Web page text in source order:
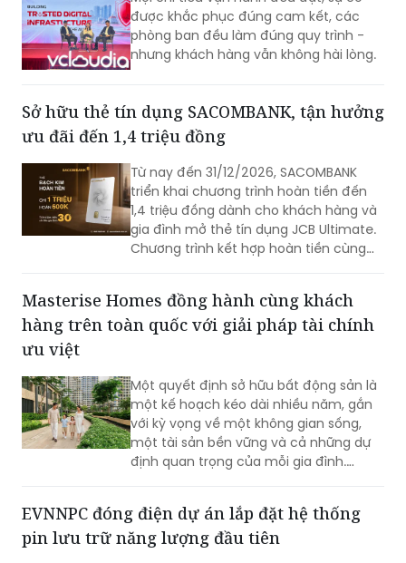
được khắc phục đúng cam kết, các
phòng ban đều làm đúng quy trình -
nhưng khách hàng vẫn không hài lòng.
Sở hữu thẻ tín dụng SACOMBANK, tận hưởng
ưu đãi đến 1,4 triệu đồng
Từ nay đến 31/12/2026, SACOMBANK
triển khai chương trình hoàn tiền đến
1,4 triệu đồng dành cho khách hàng và
gia đình mở thẻ tín dụng JCB Ultimate.
Chương trình kết hợp hoàn tiền cùng
giao dịch đầu tiên.
Masterise Homes đồng hành cùng khách
hàng trên toàn quốc với giải pháp tài chính
ưu việt
Một quyết định sở hữu bất động sản là
một kế hoạch kéo dài nhiều năm, gắn
với kỳ vọng về một không gian sống,
một tài sản bền vững và cả những dự
định quan trọng của mỗi gia đình.
nhiều hơn vào khả năng đồng hành
của nhà phát triển trong suốt hành
EVNNPC đóng điện dự án lắp đặt hệ thống
pin lưu trữ năng lượng đầu tiên